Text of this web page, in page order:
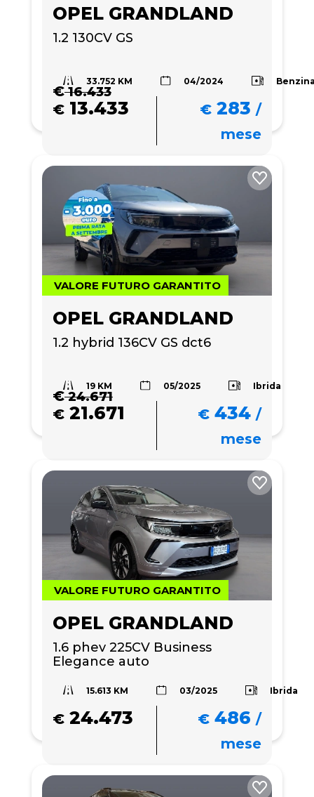
OPEL GRANDLAND
1.2 130CV GS
33.752 KM 04/2024
€16.433
€ 13.433 € 283 /
mese
VALORE FUTURO GARANTITO
OPEL GRANDLAND
1.2 hybrid 136CV GS dct6
19 KM 05/2025 Ibrida
€24.671
€ 21.671 € 434 /
mese
VALORE FUTURO GARANTITO
OPEL GRANDLAND
1.6 phev 225CV Business
Elegance auto
15.613 KM 03/2025 Ibrida
€ 24.473 € 486 /
mese